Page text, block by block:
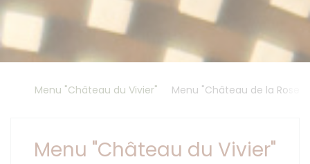
Menu "Château du Vivier" Menu "Château de la
Menu "Château du Vivier"